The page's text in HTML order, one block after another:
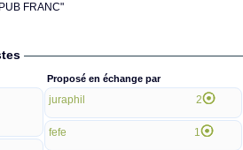
FRANC"
Proposé en échange par
juraphil 2
fefe 1